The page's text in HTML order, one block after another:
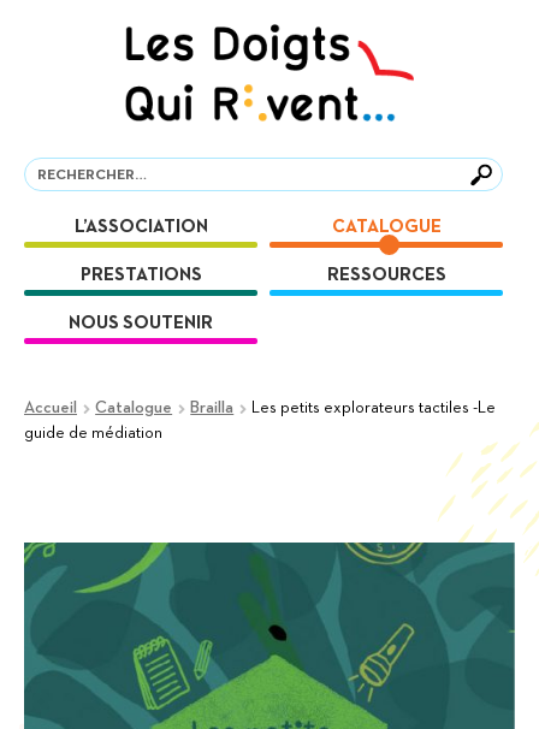
Recherche
Recherche
L’ASSOCIATION CATALOGUE
PRESTATIONS RESSOURCES
NOUS SOUTENIR
Accueil Catalogue Brailla
Les petits explorateurs tactiles -Le
guide de médiation